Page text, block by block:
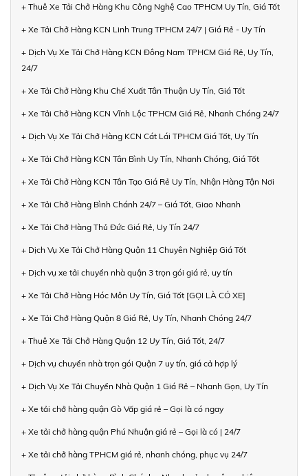
+ Thuê Xe Tải Chở Hàng Khu Công Nghệ Cao TPHCM Uy Tín, Giá Tốt
+ Xe Tải Chở Hàng KCN Linh Trung TPHCM 24/7 | Giá Rẻ - Uy Tín
+ Dịch Vụ Xe Tải Chở Hàng KCN Đông Nam TPHCM Giá Rẻ, Uy Tín,
24/7
+ Xe Tải Chở Hàng Khu Chế Xuất Tân Thuận Uy Tín, Giá Tốt
+ Xe Tải Chở Hàng KCN Vĩnh Lộc TPHCM Giá Rẻ, Nhanh Chóng 24/7
+ Dịch Vụ Xe Tải Chở Hàng KCN Cát Lái TPHCM Giá Tốt, Uy Tín
+ Xe Tải Chở Hàng KCN Tân Bình Uy Tín, Nhanh Chóng, Giá Tốt
+ Xe Tải Chở Hàng KCN Tân Tạo Giá Rẻ Uy Tín, Nhận Hàng Tận Nơi
+ Xe Tải Chở Hàng Bình Chánh 24/7 – Giá Tốt, Giao Nhanh
+ Xe Tải Chở Hàng Thủ Đức Giá Rẻ, Uy Tín 24/7
+ Dịch Vụ Xe Tải Chở Hàng Quận 11 Chuyên Nghiệp Giá Tốt
+ Dịch vụ xe tải chuyển nhà quận 3 trọn gói giá rẻ, uy tín
+ Xe Tải Chở Hàng Hóc Môn Uy Tín, Giá Tốt [GỌI LÀ CÓ XE]
+ Xe Tải Chở Hàng Quận 8 Giá Rẻ, Uy Tín, Nhanh Chóng 24/7
+ Thuê Xe Tải Chở Hàng Quận 12 Uy Tín, Giá Tốt, 24/7
+ Dịch vụ chuyển nhà trọn gói Quận 7 uy tín, giá cả hợp lý
+ Dịch Vụ Xe Tải Chuyển Nhà Quận 1 Giá Rẻ – Nhanh Gọn, Uy Tín
+ Xe tải chở hàng quận Gò Vấp giá rẻ – Gọi là có ngay
+ Xe tải chở hàng quận Phú Nhuận giá rẻ – Gọi là có | 24/7
+ Xe tải chở hàng TPHCM giá rẻ, nhanh chóng, phục vụ 24/7